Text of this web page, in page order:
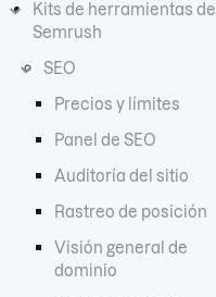
Kits de herramientas de
Semrush
SEO
Precios y límites
Panel de SEO
Auditoría del sitio
Rastreo de posición
Visión general de
dominio